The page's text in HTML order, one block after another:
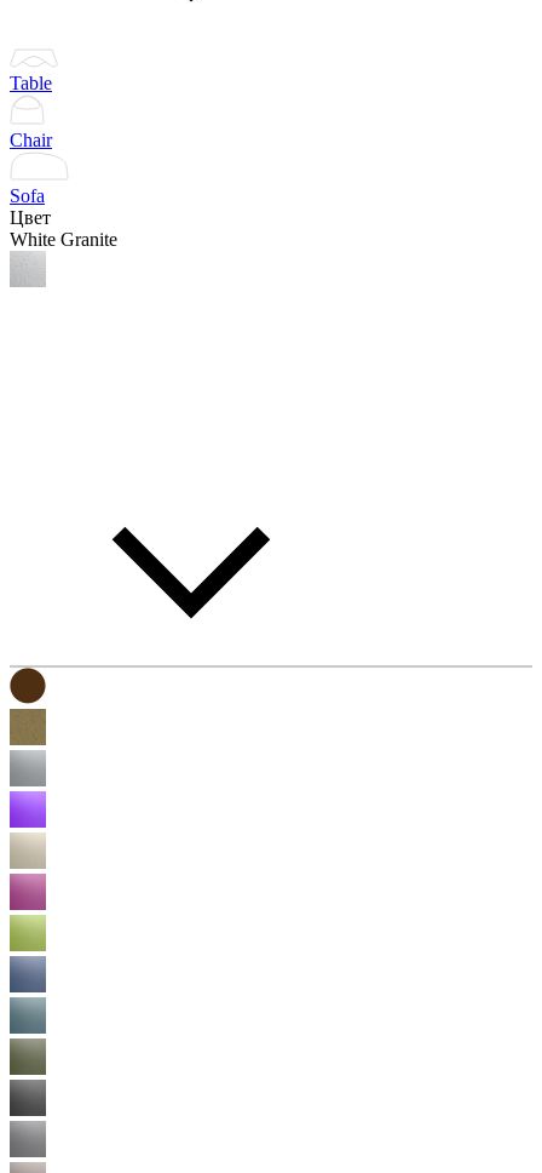
Table
Chair
Sofa
Цвет
White Granite